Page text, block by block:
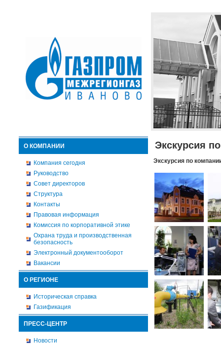
О КОМПАНИИ
Компания сегодня
Руководство
Совет директоров
Структура
Контакты
Правовая информация
Комиссия по корпоративной этике
Охрана труда и производственная
безопасность
Электронный документооборот
Вакансии
О РЕГИОНЕ
Историческая справка
Газификация
ПРЕСС-ЦЕНТР
Новости
Экскурсия
Экскурсия по